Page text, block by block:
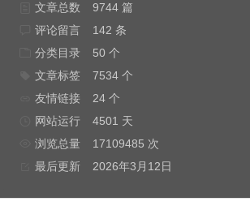
文章总数
9744 篇
评论留言
142 条
分类目录
50 个
文章标签
7534 个
友情链接
24 个
网站运行
4501 天
浏览总量
17109485 次
最后更新
2026年3月12日